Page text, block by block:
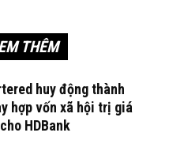
THÊM
huy động thành
hợp vốn xã hội trị giá
HDBank